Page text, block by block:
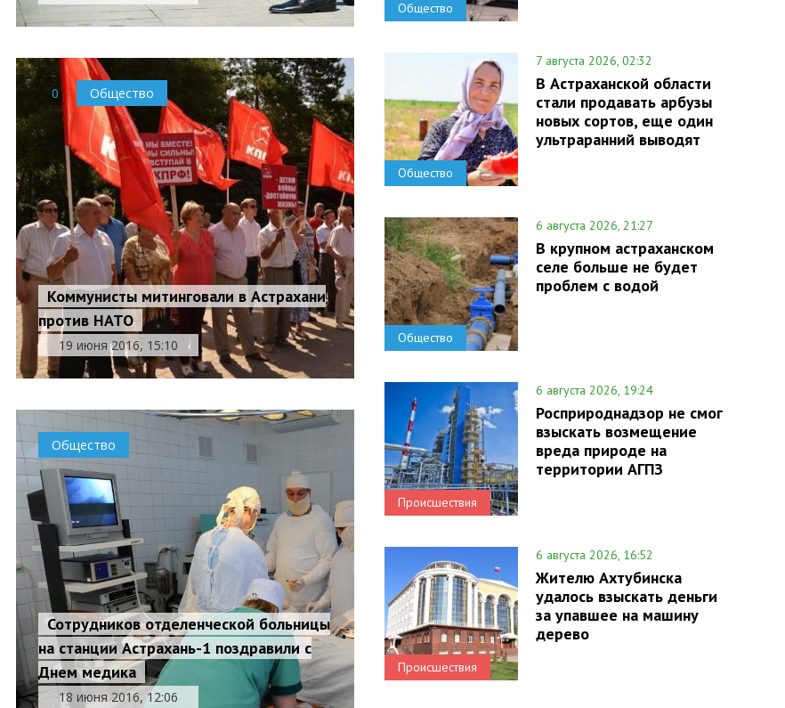
0 Общество
Коммунисты митинговали в Астрахани
против НАТО
19 июня 2016, 15:10
Общество
Сотрудников отделенческой больницы
на станции Астрахань-1 поздравили с
Днем медика
18 июня 2016, 12:06
Общество
Общество
7 августа 2026, 02:32
В Астраханской области
стали продавать арбузы
новых сортов, еще один
ультраранний выводят
Общество
6 августа 2026, 21:27
В крупном астраханском
селе больше не будет
проблем с водой
Происшествия
6 августа 2026, 19:24
Росприроднадзор не смог
взыскать возмещение
вреда природе на
территории АГПЗ
Происшествия
6 августа 2026, 16:52
Жителю Ахтубинска
удалось взыскать деньги
за упавшее на машину
дерево